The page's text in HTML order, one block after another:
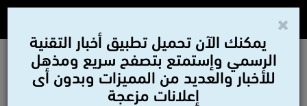
يمكنك الآن تحميل تطبيق أخبار التقنية
الرسمي وإستمتع بتصفح سريع ومذهل
للأخبار والعديد من المميزات وبدون أى
إعلانات مزعجة